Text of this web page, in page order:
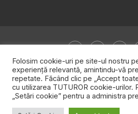
Despre noi Publicitate
Politica
Contact
Folosim cookie-uri pe site-ul nostru
experiență relevantă, amintindu-vă
repetate. Făcând clic pe „Accept
cu utilizarea TUTUROR cookie-urilor.
„Setări cookie” pentru a administra